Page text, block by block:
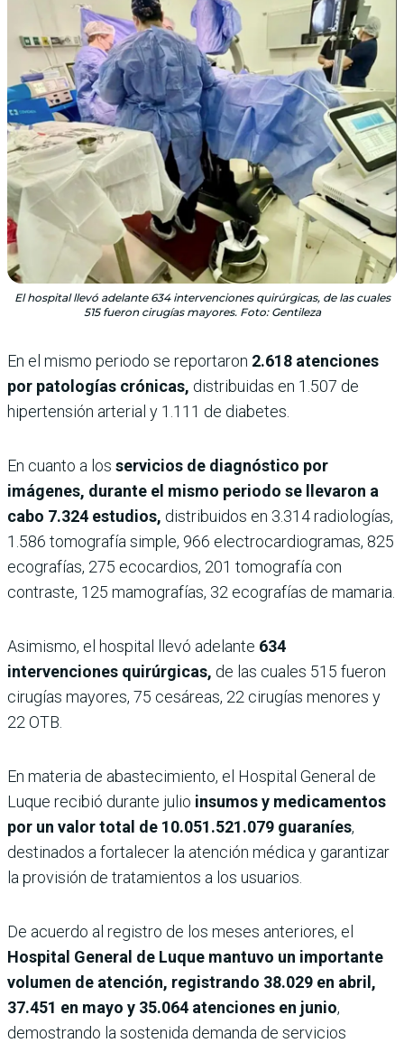
El hospital llevó adelante 634 intervenciones quirúrgicas, de las cuales
515 fueron cirugías mayores. Foto: Gentileza
En el mismo periodo se reportaron 2.618 atenciones
por patologías crónicas, distribuidas en 1.507 de
hipertensión arterial y 1.111 de diabetes.
En cuanto a los servicios de diagnóstico por
imágenes, durante el mismo periodo se llevaron a
cabo 7.324 estudios, distribuidos en 3.314 radiologías,
1.586 tomografía simple, 966 electrocardiogramas, 825
ecografías, 275 ecocardios, 201 tomografía con
contraste, 125 mamografías, 32 ecografías de mamaria.
Asimismo, el hospital llevó adelante 634
intervenciones quirúrgicas, de las cuales 515 fueron
cirugías mayores, 75 cesáreas, 22 cirugías menores y
22 OTB.
En materia de abastecimiento, el Hospital General de
Luque recibió durante julio insumos y medicamentos
por un valor total de 10.051.521.079 guaraníes,
destinados a fortalecer la atención médica y garantizar
la provisión de tratamientos a los usuarios.
De acuerdo al registro de los meses anteriores, el
Hospital General de Luque mantuvo un importante
volumen de atención, registrando 38.029 en abril,
37.451 en mayo y 35.064 atenciones en junio,
demostrando la sostenida demanda de servicios